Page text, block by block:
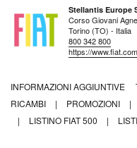
Stellantis Europe
Corso Giovani
Torino (TO) - Italia
800 342 800
https://www.fiat.com
INFORMAZIONI AGGIUNTIVE
RICAMBI
| PROMOZIONI |
|
LISTINO FIAT 500 |